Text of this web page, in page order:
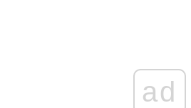
ad